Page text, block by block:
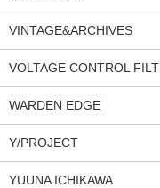
VINTAGE&ARCHIVES
VOLTAGE CONTROL
WARDEN EDGE
Y/PROJECT
YUUNA ICHIKAWA